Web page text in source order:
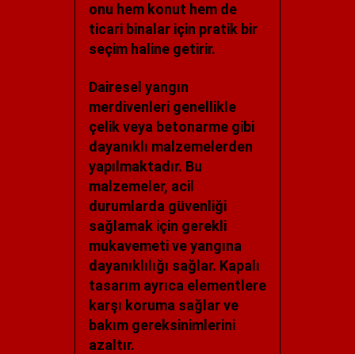
onu hem konut hem de
ticari binalar için pratik bir
seçim haline getirir.
Dairesel yangın
merdivenleri genellikle
çelik veya betonarme gibi
dayanıklı malzemelerden
yapılmaktadır. Bu
malzemeler, acil
durumlarda güvenliği
sağlamak için gerekli
mukavemeti ve yangına
dayanıklılığı sağlar. Kapalı
tasarım ayrıca elementlere
karşı koruma sağlar ve
bakım gereksinimlerini
azaltır.